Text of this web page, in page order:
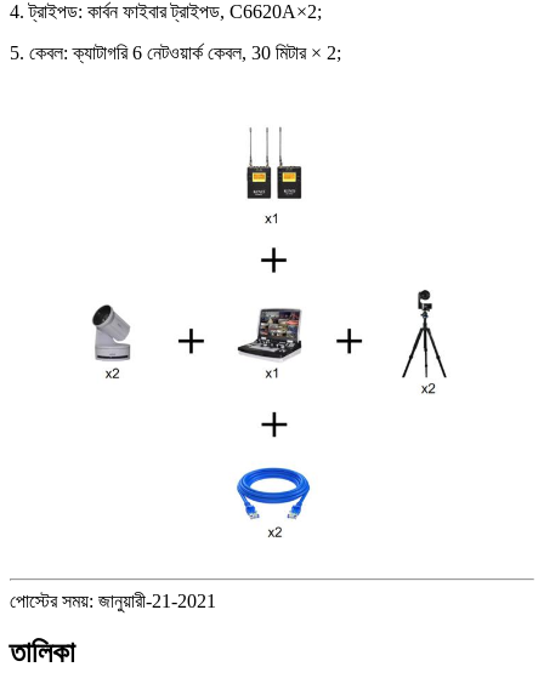
4. ট্রাইপড: কার্বন ফাইবার ট্রাইপড, C6620A×2;
5. কেবল: ক্যাটাগরি 6 নেটওয়ার্ক কেবল, 30 মিটার × 2;
পোস্টের সময়: জানুয়ারী-21-2021
তালিকা